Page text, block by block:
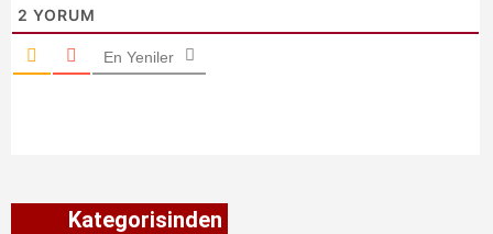
2 YORUM
En Yeniler
Kategorisinden